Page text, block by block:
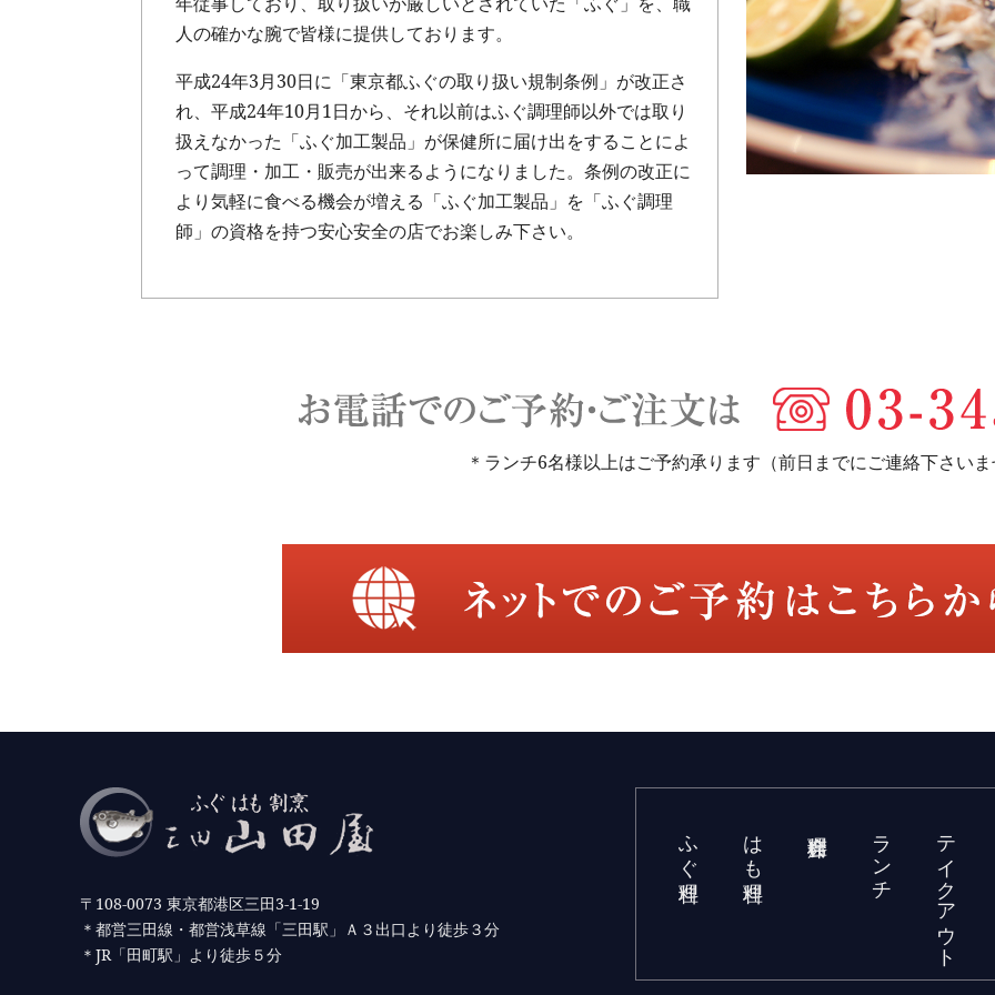
人の確かな腕で皆様に提供しております。
平成24年3月30日に「東京都ふぐの取り扱い規制条例」が改正さ
れ、平成24年10月1日から、それ以前はふぐ調理師以外では取り
扱えなかった「ふぐ加工製品」が保健所に届け出をすることによ
って調理・加工・販売が出来るようになりました。条例の改正に
より気軽に食べる機会が増える「ふぐ加工製品」を「ふぐ調理
師」の資格を持つ安心安全の店でお楽しみ下さい。
＊ランチ6名様以上はご予約承ります（前日までにご連絡下さい
〒108-0073 東京都港区三田3-1-19
＊都営三田線・都営浅草線「三田駅」Ａ３出口より徒歩３分
＊JR「田町駅」より徒歩５分
テイクアウト
ランチ
はも料理
ふぐ料理